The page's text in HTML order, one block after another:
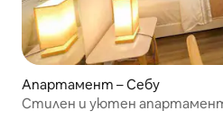
Апартамент – Себу
Стилен и уютен апартамент